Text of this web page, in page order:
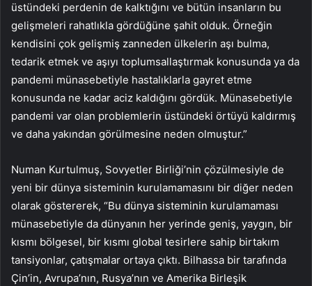
üstündeki perdenin de kalktığını ve bütün insanların bu
gelişmeleri rahatlıkla gördüğüne şahit olduk. Örneğin
kendisini çok gelişmiş zanneden ülkelerin aşı bulma,
tedarik etmek ve aşıyı toplumsallaştırmak konusunda ya da
pandemi münasebetiyle hastalıklarla gayret etme
konusunda ne kadar aciz kaldığını gördük. Münasebetiyle
pandemi var olan problemlerin üstündeki örtüyü kaldırmış
ve daha yakından görülmesine neden olmuştur.”
Numan Kurtulmuş, Sovyetler Birliği’nin çözülmesiyle de
yeni bir dünya sisteminin kurulamamasını bir diğer neden
olarak göstererek, “Bu dünya sisteminin kurulamaması
münasebetiyle da dünyanın her yerinde geniş, yaygın, bir
kısmı bölgesel, bir kısmı global tesirlere sahip birtakım
tansiyonlar, çatışmalar ortaya çıktı. Bilhassa bir tarafında
Çin’in, Avrupa’nın, Rusya’nın ve Amerika Birleşik